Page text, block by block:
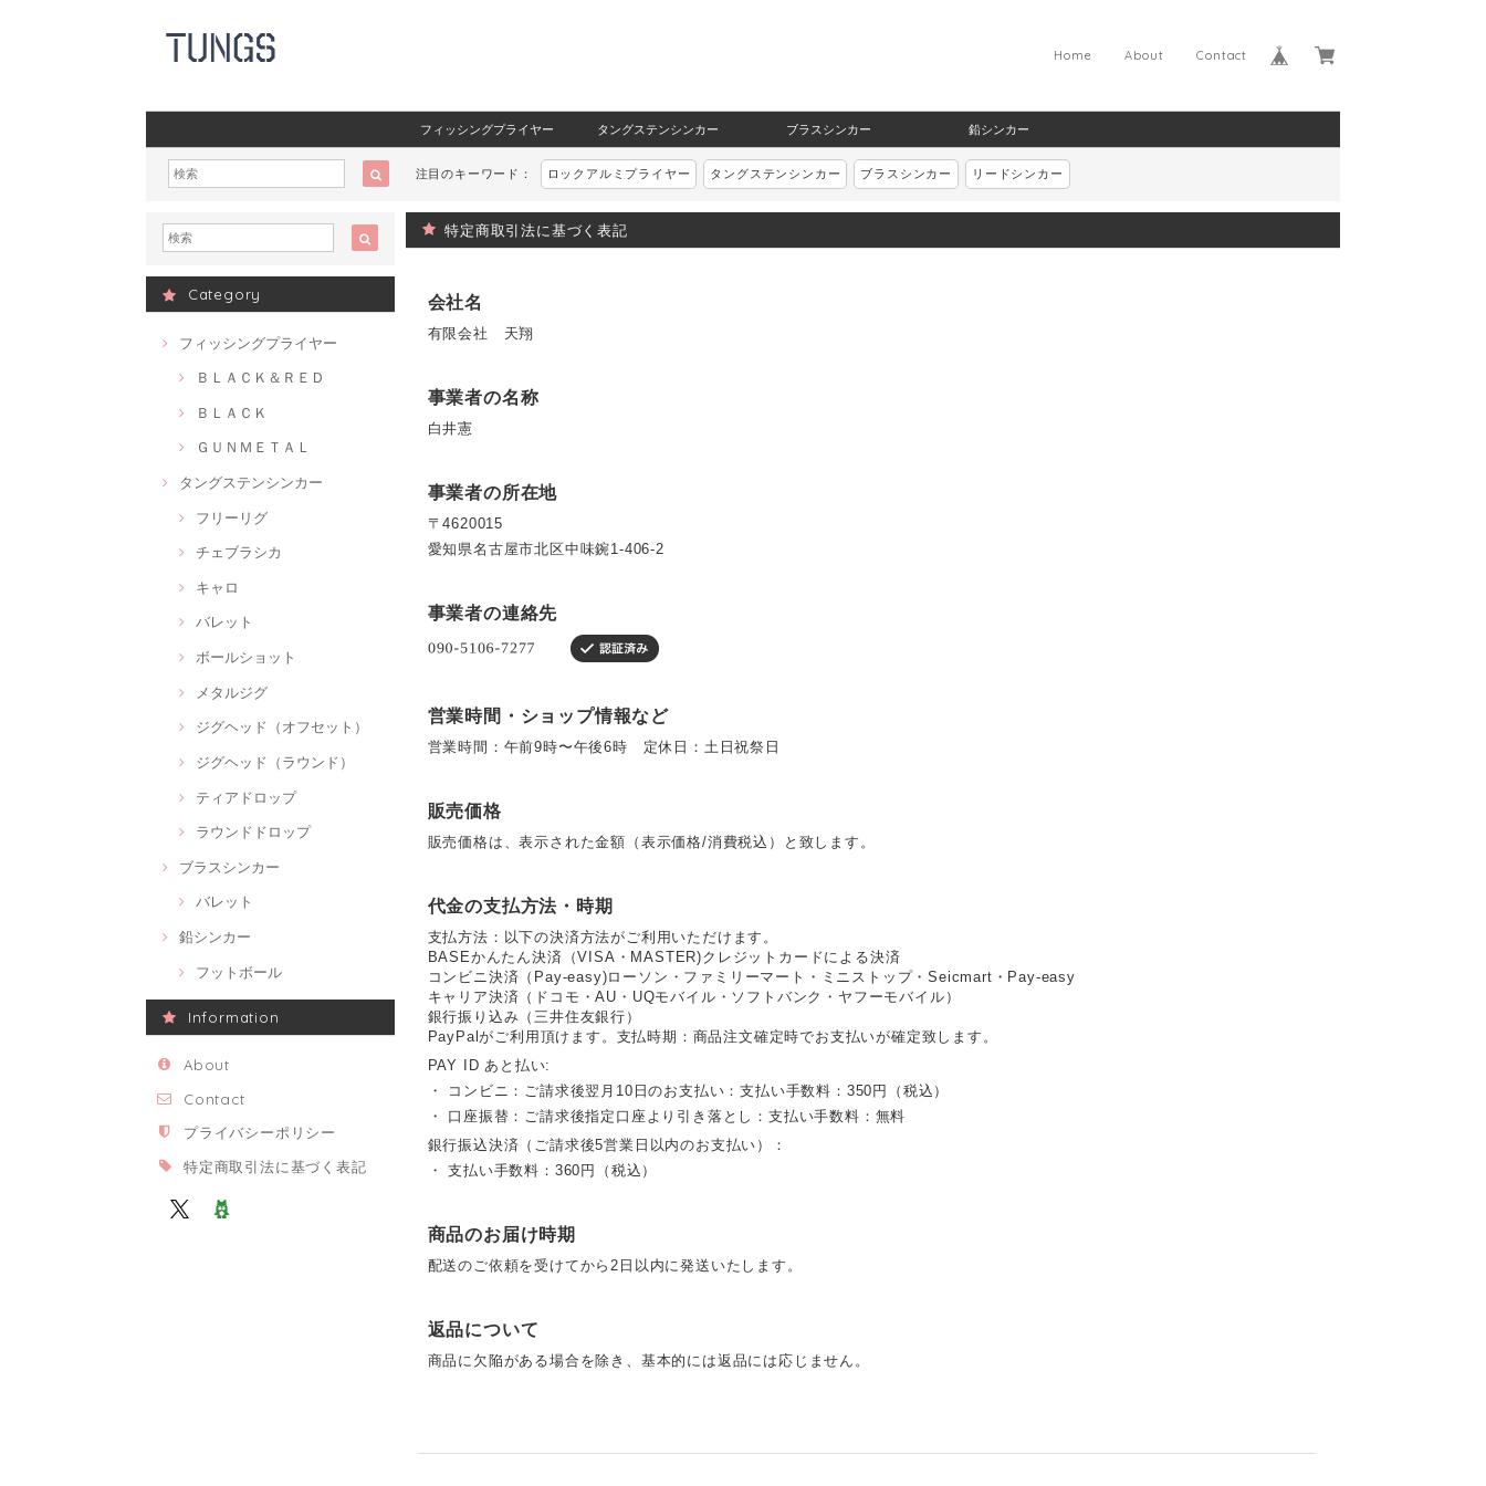
Contact
About
Home
フィッシングプライヤー タングステンシンカー ブラスシンカー 鉛シンカー
注目のキーワード： ロックアルミプライヤー タングステンシンカー ブラスシンカー リードシンカー
Category
フィッシングプライヤー
ＢＬＡＣＫ＆ＲＥＤ
ＢＬＡＣＫ
ＧＵＮＭＥＴＡＬ
タングステンシンカー
フリーリグ
チェブラシカ
キャロ
バレット
ボールショット
メタルジグ
ジグヘッド（オフセット）
ジグヘッド（ラウンド）
ティアドロップ
ラウンドドロップ
ブラスシンカー
バレット
鉛シンカー
フットボール
Information
About
Contact
プライバシーポリシー
特定商取引法に基づく表記
特定商取引法に基づく表記
会社名
有限会社 天翔
事業者の名称
白井憲
事業者の所在地
〒4620015
愛知県名古屋市北区中味鋺1-406-2
事業者の連絡先
営業時間・ショップ情報など
営業時間：午前9時〜午後6時 定休日：土日祝祭日
販売価格
販売価格は、表示された金額（表示価格/消費税込）と致します。
代金の支払方法・時期
支払方法：以下の決済方法がご利用いただけます。
BASEかんたん決済（VISA・MASTER)クレジットカードによる決済
コンビニ決済（Pay-easy)ローソン・ファミリーマート・ミニストップ・Seicmart・Pay-easy
キャリア決済（ドコモ・AU・UQモバイル・ソフトバンク・ヤフーモバイル）
銀行振り込み（三井住友銀行）
PayPalがご利用頂けます。支払時期：商品注文確定時でお支払いが確定致します。
PAY ID あと払い:
・ コンビニ：ご請求後翌月10日のお支払い：支払い手数料：350円（税込）
・ 口座振替：ご請求後指定口座より引き落とし：支払い手数料：無料
銀行振込決済（ご請求後5営業日以内のお支払い）：
・ 支払い手数料：360円（税込）
商品のお届け時期
配送のご依頼を受けてから2日以内に発送いたします。
返品について
商品に欠陥がある場合を除き、基本的には返品には応じません。